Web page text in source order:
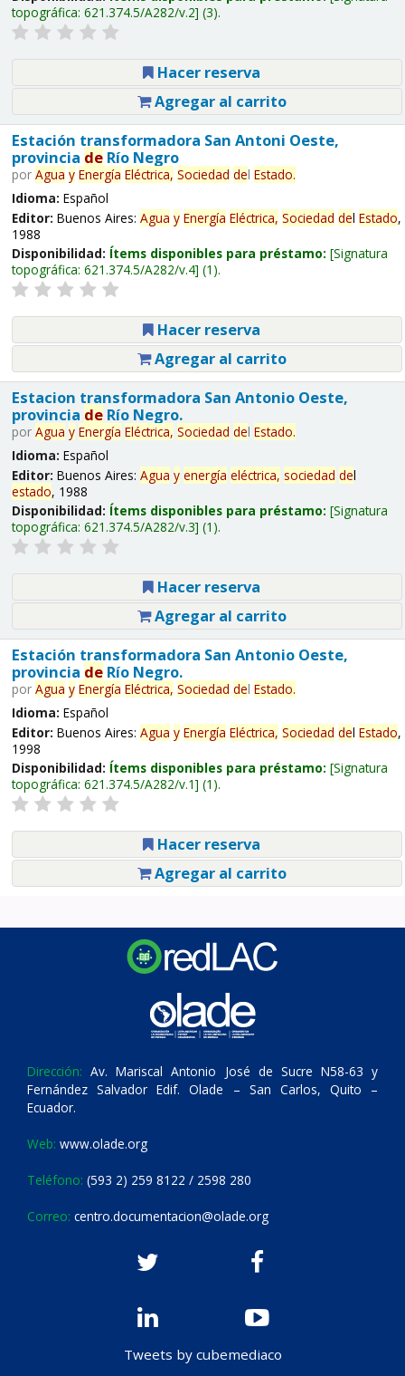
topográfica: 621.374.5/A282/v.2 (3).
Hacer reserva
Agregar al carrito
Estación transformadora San Antoni Oeste,
provincia deRío Negro
por Agua y Energía Eléctrica, Sociedad del Estado.
Idioma: Español
Editor: Buenos Aires: Agua y Energía Eléctrica, Sociedad del Estado,
1988
Disponibilidad: Ítems disponibles para préstamo: Signatura
topográfica: 621.374.5/A282/v.4 (1).
Hacer reserva
Agregar al carrito
Estacion transformadora San Antonio Oeste,
provincia deRío Negro.
por Agua y Energía Eléctrica, Sociedad del Estado.
Idioma: Español
Editor: Buenos Aires: Agua y energía eléctrica, sociedad del
estado, 1988
Disponibilidad: Ítems disponibles para préstamo: Signatura
topográfica: 621.374.5/A282/v.3 (1).
Hacer reserva
Agregar al carrito
Estación transformadora San Antonio Oeste,
provincia deRío Negro.
por Agua y Energía Eléctrica, Sociedad del Estado.
Idioma: Español
Editor: Buenos Aires: Agua y Energía Eléctrica, Sociedad del Estado,
1998
Disponibilidad: Ítems disponibles para préstamo: Signatura
topográfica: 621.374.5/A282/v.1 (1).
Hacer reserva
Agregar al carrito
Dirección: Av. Mariscal Antonio José de Sucre N58-63 y
Fernández Salvador Edif. Olade – San Carlos, Quito –
Ecuador.
Web: www.olade.org
Teléfono: (593 2) 259 8122 / 2598 280
Correo: centro.documentacion@olade.org
Tweets by cubemediaco